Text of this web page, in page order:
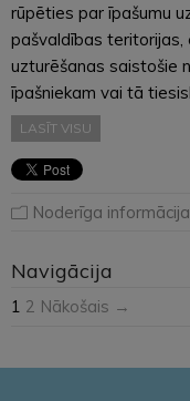
rūpēties par īpašumu
pašvaldības teritorijas,
uzturēšanas saistošie
īpašniekam vai tā
LASĪT VISU
Noderīga informācija
Navigācija
1 2 Nākošais →